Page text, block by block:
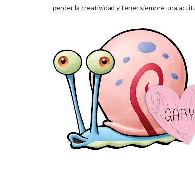
perder la creatividad y tener siempre una